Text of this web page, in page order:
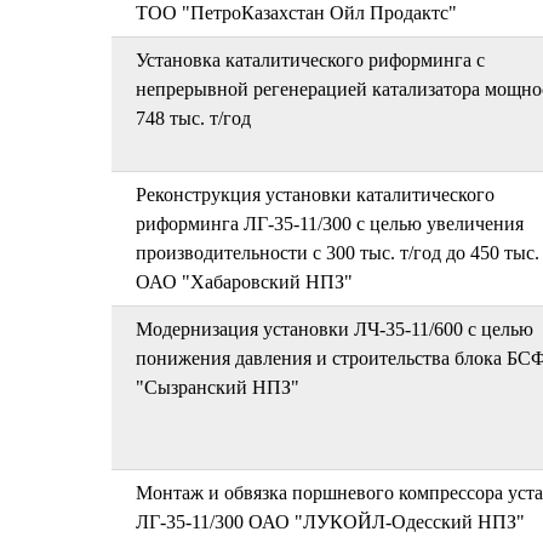
ТОО "ПетроКазахстан Ойл Продактс"
Установка каталитического риформинга с
непрерывной регенерацией катализатора
748 тыс. т/год
Реконструкция установки каталитического
риформинга ЛГ-35-11/300 с целью увеличения
производительности с 300 тыс. т/год до 450 тыс.
ОАО "Хабаровский НПЗ"
Модернизация установки ЛЧ-35-11/600 с целью
понижения давления и строительства блока
"Сызранский НПЗ"
Монтаж и обвязка поршневого компрессора
ЛГ-35-11/300 ОАО "ЛУКОЙЛ-Одесский НПЗ"